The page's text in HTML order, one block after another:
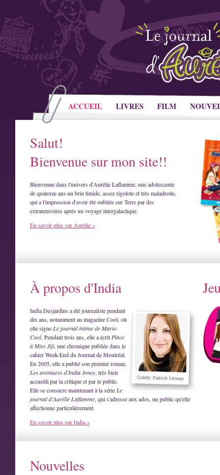
ACCUEIL LIVRES FILM
Salut!
Bienvenue sur mon site!!
Bienvenue dans l'univers d'Aurélie Laflamme, une adolescente
de quatorze ans un brin timide, assez rigolote et très maladroite,
qui a l'impression d'avoir été oubliée sur Terre par des
extraterrestres après un voyage intergalactique.
En savoir plus sur Aurélie »
À propos d'India
India Desjardins a été journaliste pendant
dix ans, notamment au magazine Cool, où
elle signe Le journal intime de Marie-
Cool. Pendant trois ans, elle a écrit Place
à Miss Jiji, une chronique publiée dans le
cahier Week-End du Journal de Montréal.
En 2005, elle a publié son premier roman,
Les aventures d'India Jones, très bien
accueilli par la critique et par le public.
Elle se consacre maintenant à la série Le
journal d'Aurélie Laflamme, qui s'adresse aux ados, un public qu'elle
affectionne particulièrement.
En savoir plus sur India »
Nouvelles